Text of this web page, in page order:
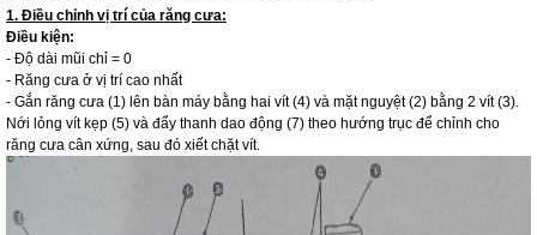
1. Điều chỉnh vị trí của răng cưa:
Điều kiện:
- Độ dài mũi chỉ = 0
- Răng cưa ở vị trí cao nhất
- Gắn răng cưa (1) lên bàn máy bằng hai vít (4) và mặt nguyệt (2) bằng 2 vít (3).
Nới lỏng vít kẹp (5) và đẩy thanh dao động (7) theo hướng trục để chỉnh cho
răng cưa cân xứng, sau đó xiết chặt vít.